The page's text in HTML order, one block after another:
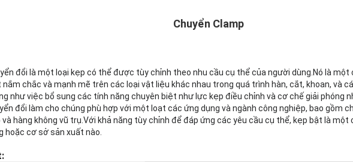
Chuyển Clamp
đổi là một loại kẹp có thể được tùy chỉnh theo nhu cầu cụ thể của người dùng.Nó là một
chắc và mạnh mẽ trên các loại vật liệu khác nhau trong quá trình hàn, cắt, khoan, và
như việc bổ sung các tính năng chuyên biệt như lực kẹp điều chỉnh và cơ chế giải phóng
đổi làm cho chúng phù hợp với một loạt các ứng dụng và ngành công nghiệp, bao gồm
và hàng không vũ trụ.Với khả năng tùy chỉnh để đáp ứng các yêu cầu cụ thể, kẹp bật là
hoặc cơ sở sản xuất nào.